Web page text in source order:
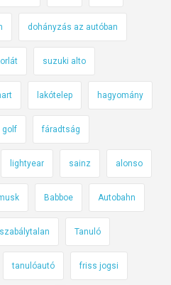
dohányzás az autóban
suzuki alto
lakótelep hagyomány
golf fáradtság
lightyear sainz alonso
Babboe Autobahn
szabálytalan Tanuló
tanulóautó friss jogsi